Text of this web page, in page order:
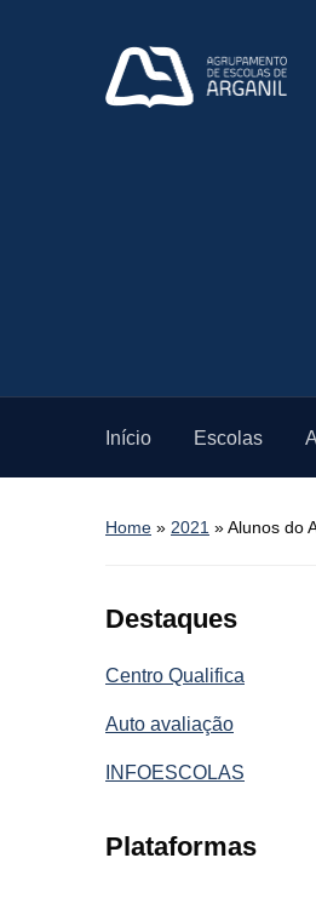
Início Escolas
Home » 2021 »Alunos do
Destaques
Centro Qualifica
Auto avaliação
INFOESCOLAS
Plataformas